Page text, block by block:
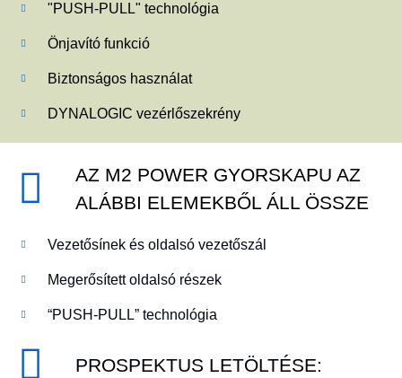
AZ M2 POWER GYORSKAPU AZ
ALÁBBI ELEMEKBŐL ÁLL ÖSSZE
Vezetősínek és oldalsó vezetőszál
Megerősített oldalsó részek
“PUSH-PULL” technológia
PROSPEKTUS LETÖLTÉSE:
"PUSH-PULL" technológia
Önjavító funkció
Biztonságos használat
DYNALOGIC vezérlőszekrény